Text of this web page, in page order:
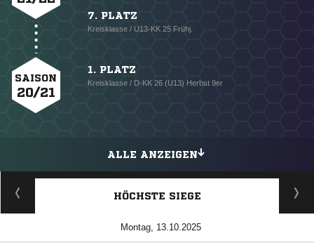
7. PLATZ
Kreisklasse / U13-KK 25 Frühj.
SAISON
20/21
1. PLATZ
Kreisklasse / D-KK 26 (U13) Herbst 9er
ALLE ANZEIGEN
HÖCHSTE SIEGE
Montag, 13.10.2025